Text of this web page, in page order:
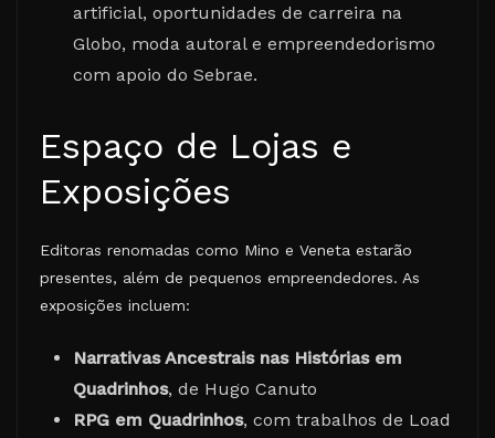
artificial, oportunidades de carreira na
Globo, moda autoral e empreendedorismo
com apoio do Sebrae.
Espaço de Lojas e
Exposições
Editoras renomadas como Mino e Veneta estarão
presentes, além de pequenos empreendedores. As
exposições incluem:
Narrativas Ancestrais nas Histórias em
Quadrinhos, de Hugo Canuto
RPG em Quadrinhos, com trabalhos de Load